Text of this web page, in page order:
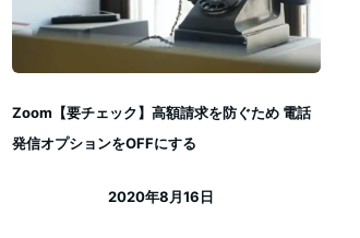
Zoom【要チェック】高額請求を防ぐため 電話
発信オプションをOFFにする
2020年8月16日